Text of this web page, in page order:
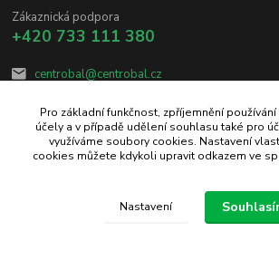
Zákaznická podpora
+420 733 111 380
centrobal@centrobal.cz
Upravit sběr cookies.
Pro základní funkčnost, zpříjemnění
účely a v případě udělení souhlasu také pro
využíváme soubory cookies. Nastavení
cookies můžete kdykoli upravit odkazem ve
Nastavení